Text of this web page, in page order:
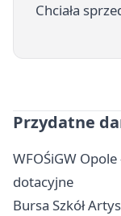
Chciała
Przydatne
WFOŚiGW
dotacyjne
Bursa Szkół